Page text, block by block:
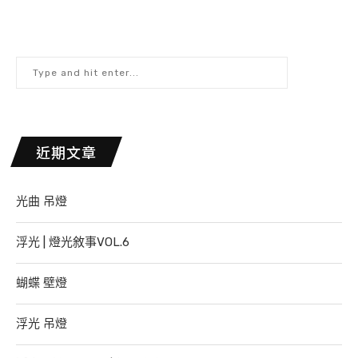
近期文章
光曲 吊燈
浮光 | 燈光敘事VOL.6
蝴蝶 壁燈
浮光 吊燈